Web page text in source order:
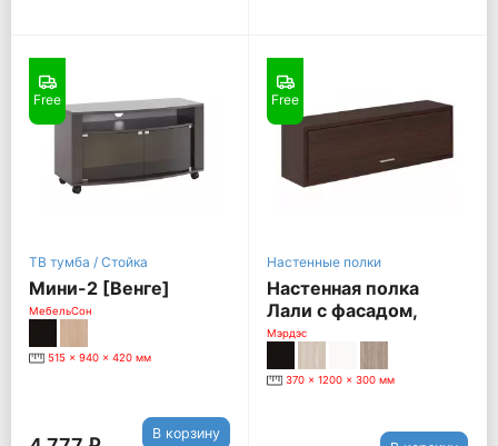
Free
ТВ тумба / Стойка
Мини-2 [Венге]
МебельСон
515 x 940 x 420 мм
В корзину
Free
Настенные полки
Настенная полка
Лали с фасадом,
венге
Мэрдэс
370 x 1200 x 300 мм